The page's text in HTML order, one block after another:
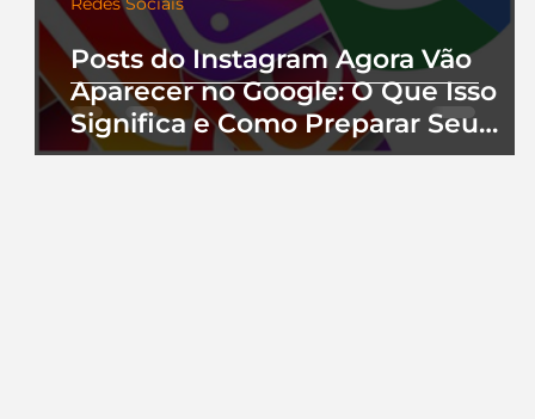
Posts do Instagram Agora Vão
Aparecer no Google: O Que Isso
Significa e Como Preparar Seu
Perfil